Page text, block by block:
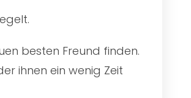
besten Freund finden.
ihnen ein wenig Zeit